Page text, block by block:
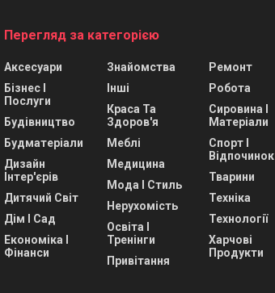
Перегляд за категорією
Аксесуари
Бізнес І
Послуги
Будівництво
Будматеріали
Дизайн
Інтер'єрів
Дитячий Світ
Дім І Сад
Економіка І
Фінанси
Знайомства
Інші
Краса Та
Здоров'я
Меблі
Медицина
Мода І Стиль
Нерухомість
Освіта І
Тренінги
Привітання
Ремонт
Робота
Сировина І
Матеріали
Спорт І
Відпочинок
Тварини
Техніка
Технології
Харчові
Продукти